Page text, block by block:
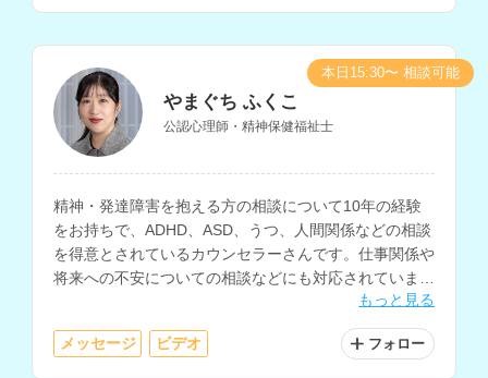
やまぐち ふくこ
公認心理師・精神保健福祉士
精神・発達障害を抱える方の相談について10年の経験
をお持ちで、ADHD、ASD、うつ、人間関係などの相談
を得意とされているカウンセラーさんです。仕事関係や
将来への不安についての相談などにも対応されていま
もっと見る
メッセージ ビデオ フォロー
本日15:30〜 相談可能